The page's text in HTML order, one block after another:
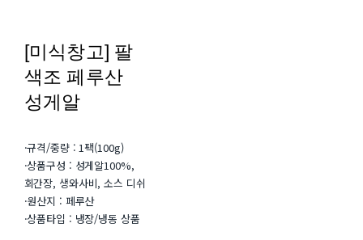
[미식창고] 팔
색조 페루산
성게알
·규격/중량 : 1팩(100g)
·상품구성 : 성게알100%,
회간장, 생와사비, 소스 디쉬
·원산지 : 페루산
·상품타입 : 냉장/냉동 상품